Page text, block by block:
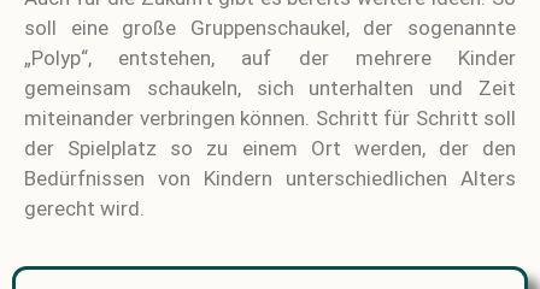
soll eine große Gruppenschaukel, der sogenannte
„Polyp“, entstehen, auf der mehrere Kinder
gemeinsam schaukeln, sich unterhalten und Zeit
miteinander verbringen können. Schritt für Schritt soll
der Spielplatz so zu einem Ort werden, der den
Bedürfnissen von Kindern unterschiedlichen Alters
gerecht wird.